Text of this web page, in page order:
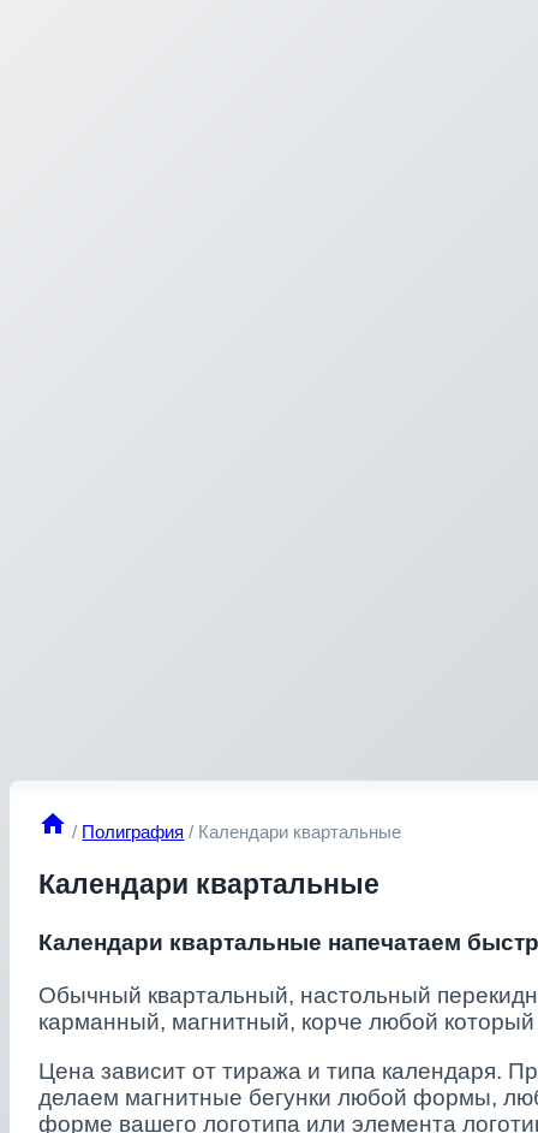
/ Полиграфия / Календари квартальные
Календари квартальные
Календари квартальные напечатаем
Обычный квартальный, настольный
карманный, магнитный, корче любой
Цена зависит от тиража и типа календаря.
делаем магнитные бегунки любой формы,
форме вашего логотипа или элемента